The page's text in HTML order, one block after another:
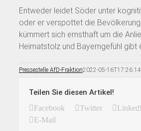
Entweder leidet Söder unter
oder er verspottet die
kümmert sich ernsthaft um die
Heimatstolz und Bayerngefühl gibt
Pressestelle AfD-Fraktion2022-05-
Teilen Sie diesen Artikel!
Facebook Twitter
E-Mail